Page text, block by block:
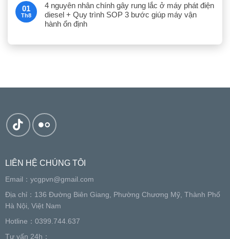
01
Th8
4 nguyên nhân chính gây rung lắc ở máy phát điện
diesel + Quy trình SOP 3 bước giúp máy vận
hành ổn định
LIÊN HỆ CHÚNG TÔI
Email： ycgpvn@gmail.com
Địa chỉ：136 Đường Biên Giang, Phường Chương Mỹ, Thành Phố
Hà Nội, Việt Nam
Hotline：0399.744.637
Tư vấn 24h：